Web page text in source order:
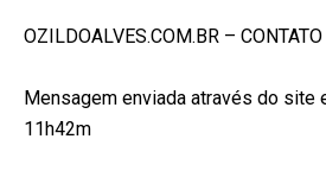
OZILDOALVES.COM.BR – CONTATO
Mensagem enviada através do
11h42m